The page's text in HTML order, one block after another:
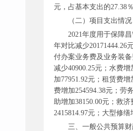
元，占基本支出的27.38％
（二）项目支出情况
2021年度用于保障
年对比减少20171444.26
付办案业务费及业务装
减少40900.25元；水费
加77951.92元；租赁费
费增加254594.38元；劳
助增加38150.00元；救
2415814.97元；大型修
三、一般公共预算